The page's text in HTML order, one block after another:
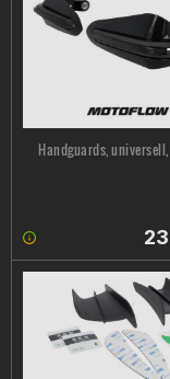
Handguards,